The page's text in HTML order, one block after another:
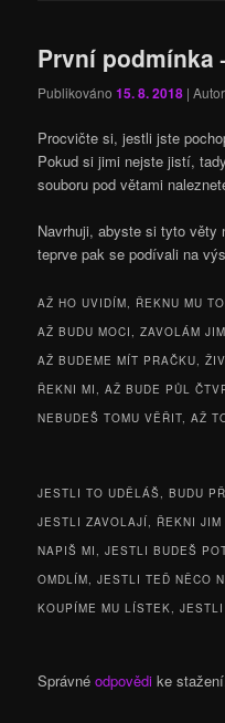
První podmínka
Publikováno15. 8. 2018 |
Procvičte si, jestli jste
Pokud si jimi nejste jistí,
souboru pod větami
Navrhuji, abyste si tyto věty
teprve pak se podívali na
AŽ HO UVIDÍM, ŘEKNU MU
AŽ BUDU MOCI, ZAVOLÁM
AŽ BUDEME MÍT PRAČKU,
ŘEKNI MI, AŽ BUDE PŮL
NEBUDEŠ TOMU VĚŘIT, AŽ
JESTLI TO UDĚLÁŠ, BUDU
JESTLI ZAVOLAJÍ, ŘEKNI JIM
NAPIŠ MI, JESTLI BUDEŠ
OMDLÍM, JESTLI TEĎ NĚCO
KOUPÍME MU LÍSTEK,
Správnéodpovědi ke